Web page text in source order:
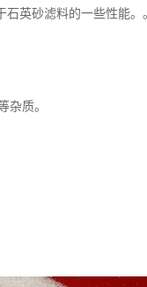
英砂滤料的一些性能。
杂质。